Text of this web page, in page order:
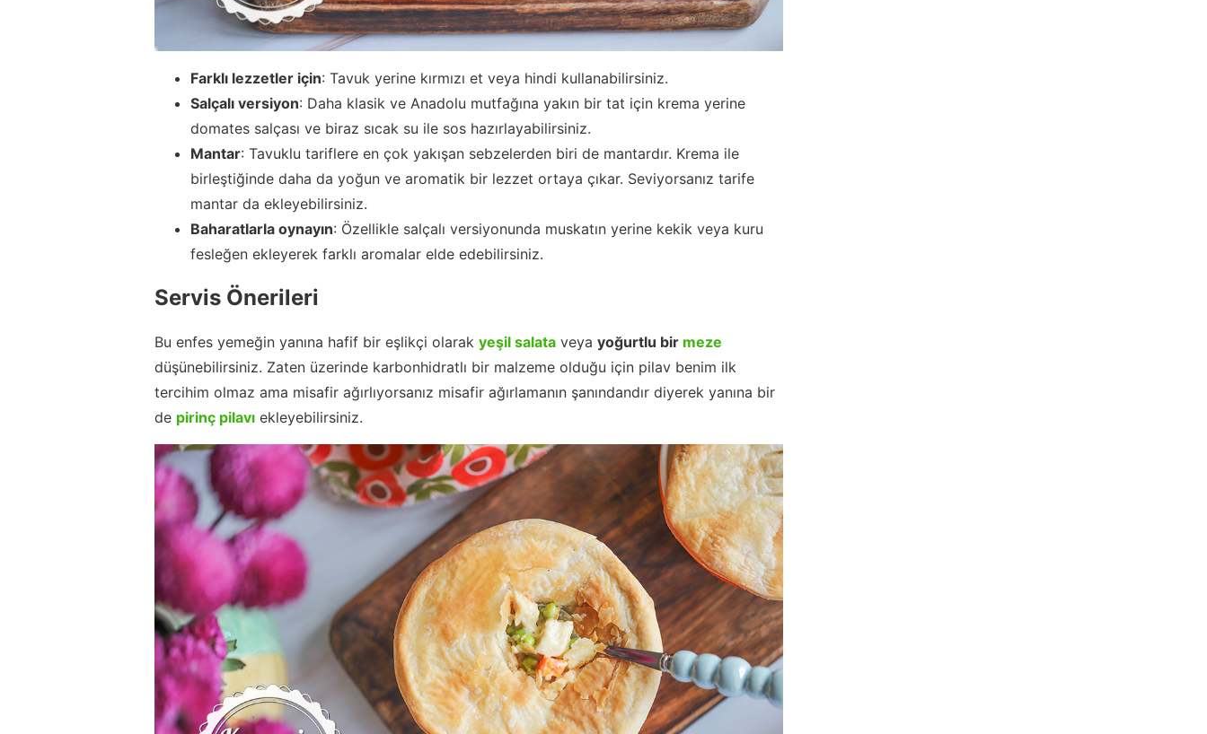
Farklı lezzetler için: Tavuk yerine kırmızı et veya hindi kullanabilirsiniz.
Salçalı versiyon: Daha klasik ve Anadolu mutfağına yakın bir tat için krema yerine
domates salçası ve biraz sıcak su ile sos hazırlayabilirsiniz.
Mantar: Tavuklu tariflere en çok yakışan sebzelerden biri de mantardır. Krema ile
birleştiğinde daha da yoğun ve aromatik bir lezzet ortaya çıkar. Seviyorsanız tarife
mantar da ekleyebilirsiniz.
Baharatlarla oynayın: Özellikle salçalı versiyonunda muskatın yerine kekik veya kuru
fesleğen ekleyerek farklı aromalar elde edebilirsiniz.
Servis Önerileri
Bu enfes yemeğin yanına hafif bir eşlikçi olarak yeşil salata veya yoğurtlu bir meze
düşünebilirsiniz. Zaten üzerinde karbonhidratlı bir malzeme olduğu için pilav benim ilk
tercihim olmaz ama misafir ağırlıyorsanız misafir ağırlamanın şanındandır diyerek yanına bir
de pirinç pilavı ekleyebilirsiniz.